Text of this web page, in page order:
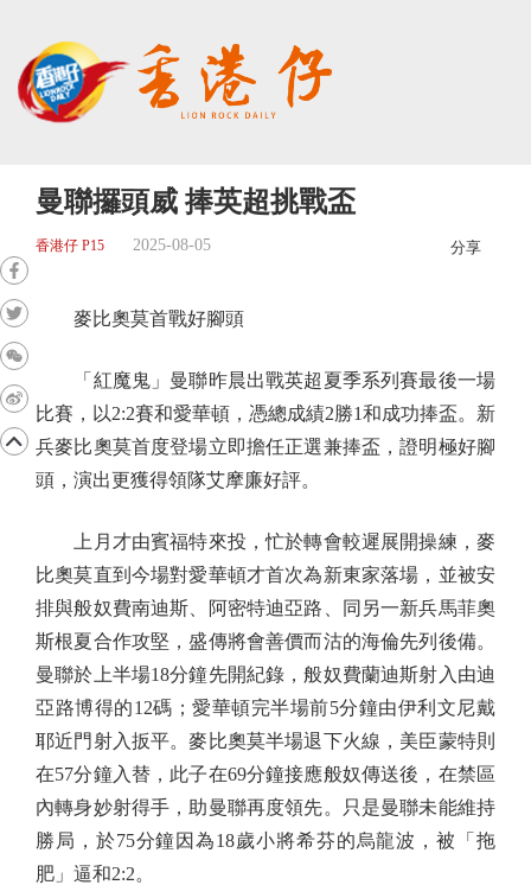
曼聯攞頭威 捧英超挑戰盃
香港仔 P15 2025-08-05 分享
麥比奧莫首戰好腳頭
「紅魔鬼」曼聯昨晨出戰英超夏季系列賽最後一場
比賽，以2:2賽和愛華頓，憑總成績2勝1和成功捧盃。新
兵麥比奧莫首度登場立即擔任正選兼捧盃，證明極好腳
頭，演出更獲得領隊艾摩廉好評。
上月才由賓福特來投，忙於轉會較遲展開操練，麥
比奧莫直到今場對愛華頓才首次為新東家落場，並被安
排與般奴費南迪斯、阿密特迪亞路、同另一新兵馬菲奧
斯根夏合作攻堅，盛傳將會善價而沽的海倫先列後備。
曼聯於上半場18分鐘先開紀錄，般奴費蘭迪斯射入由迪
亞路博得的12碼；愛華頓完半場前5分鐘由伊利文尼戴
耶近門射入扳平。麥比奧莫半場退下火線，美臣蒙特則
在57分鐘入替，此子在69分鐘接應般奴傳送後，在禁區
內轉身妙射得手，助曼聯再度領先。只是曼聯未能維持
勝局，於75分鐘因為18歲小將希芬的烏龍波，被「拖
肥」逼和2:2。